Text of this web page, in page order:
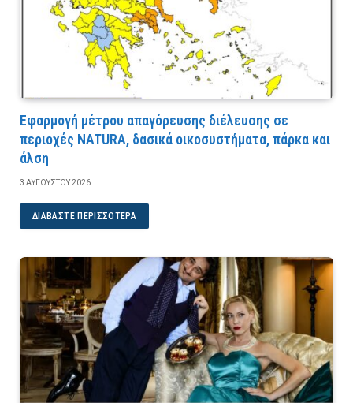
Εφαρμογή μέτρου απαγόρευσης διέλευσης σε
περιοχές NATURA, δασικά οικοσυστήματα, πάρκα και
άλση
3 ΑΥΓΟΎΣΤΟΥ 2026
ΔΙΑΒΆΣΤΕ ΠΕΡΙΣΣΌΤΕΡΑ